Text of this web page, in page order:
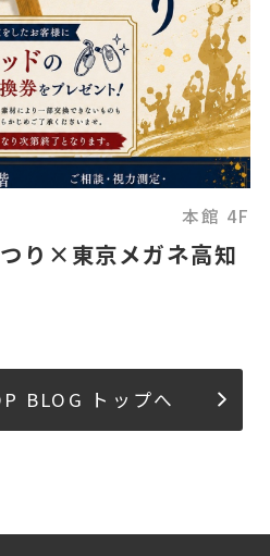
本館 4F
り×東京メガネ高知
BLOG トップへ